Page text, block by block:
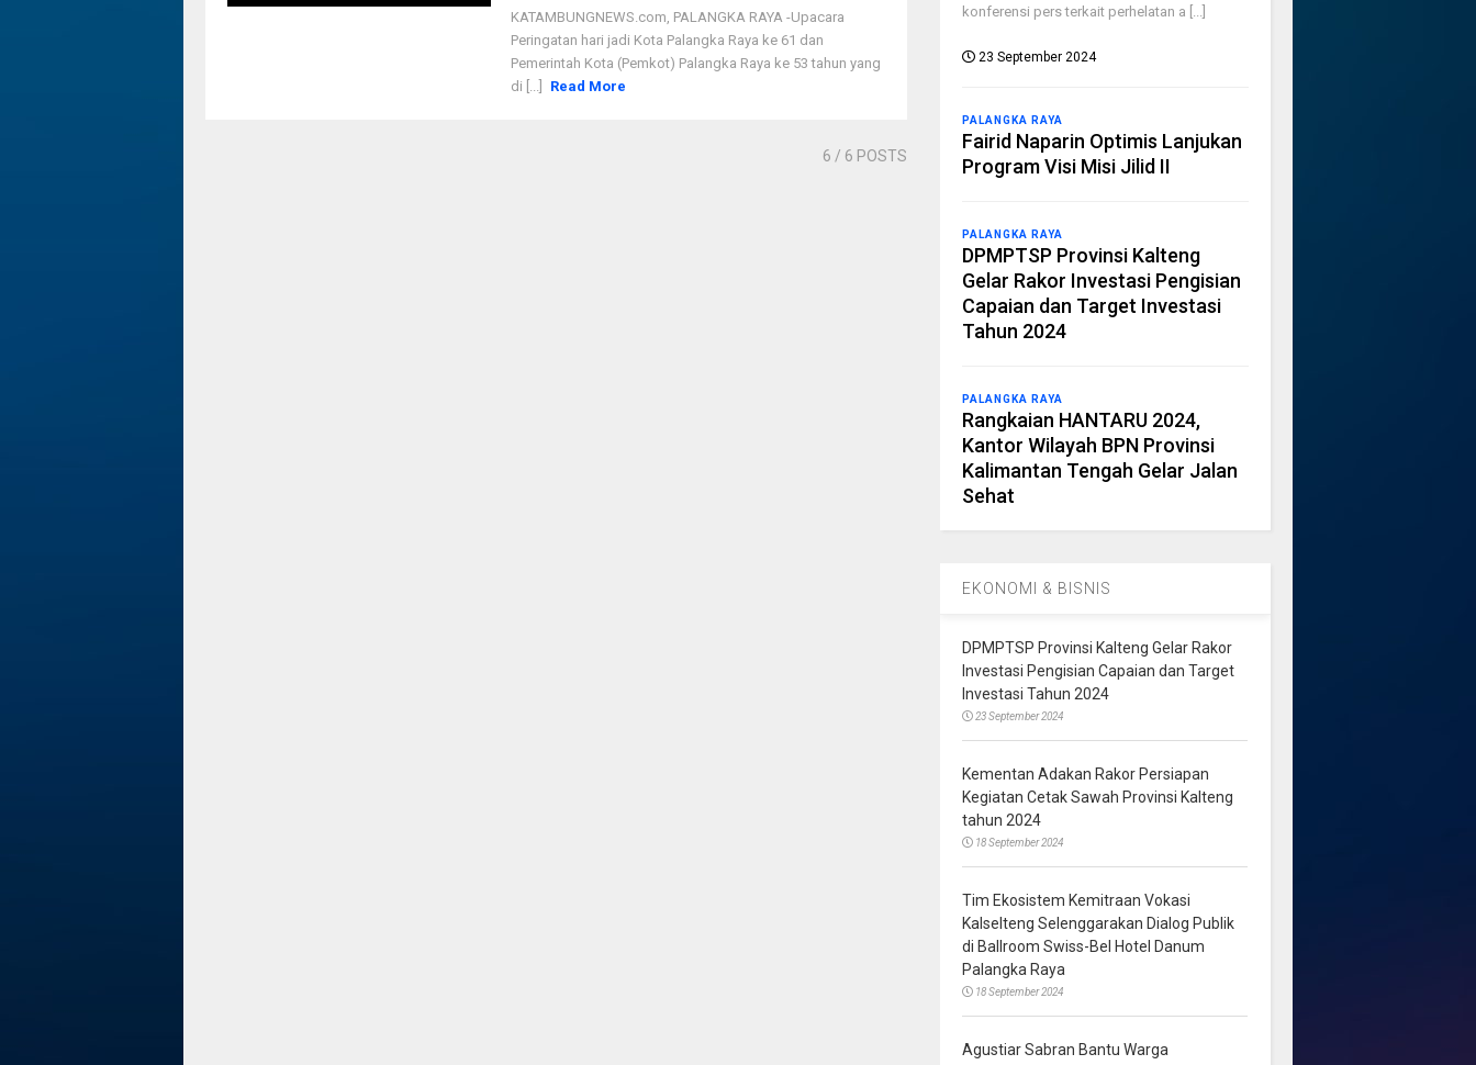
KATAMBUNGNEWS.com, PALANGKA RAYA -Upacara
Peringatan hari jadi Kota Palangka Raya ke 61 dan
Pemerintah Kota (Pemkot) Palangka Raya ke 53 tahun yang
di [...]
Read More
6 / 6 POSTS
konferensi pers terkait perhelatan a [...]
23 September 2024
PALANGKA RAYA
Fairid Naparin Optimis Lanjukan
Program Visi Misi Jilid II
PALANGKA RAYA
DPMPTSP Provinsi Kalteng
Gelar Rakor Investasi Pengisian
Capaian dan Target Investasi
Tahun 2024
PALANGKA RAYA
Rangkaian HANTARU 2024,
Kantor Wilayah BPN Provinsi
Kalimantan Tengah Gelar Jalan
Sehat
EKONOMI & BISNIS
DPMPTSP Provinsi Kalteng Gelar Rakor
Investasi Pengisian Capaian dan Target
Investasi Tahun 2024
23 September 2024
Kementan Adakan Rakor Persiapan
Kegiatan Cetak Sawah Provinsi Kalteng
tahun 2024
18 September 2024
Tim Ekosistem Kemitraan Vokasi
Kalselteng Selenggarakan Dialog Publik
di Ballroom Swiss-Bel Hotel Danum
Palangka Raya
18 September 2024
Agustiar Sabran Bantu Warga